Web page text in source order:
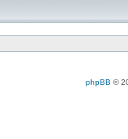
phpBB ©